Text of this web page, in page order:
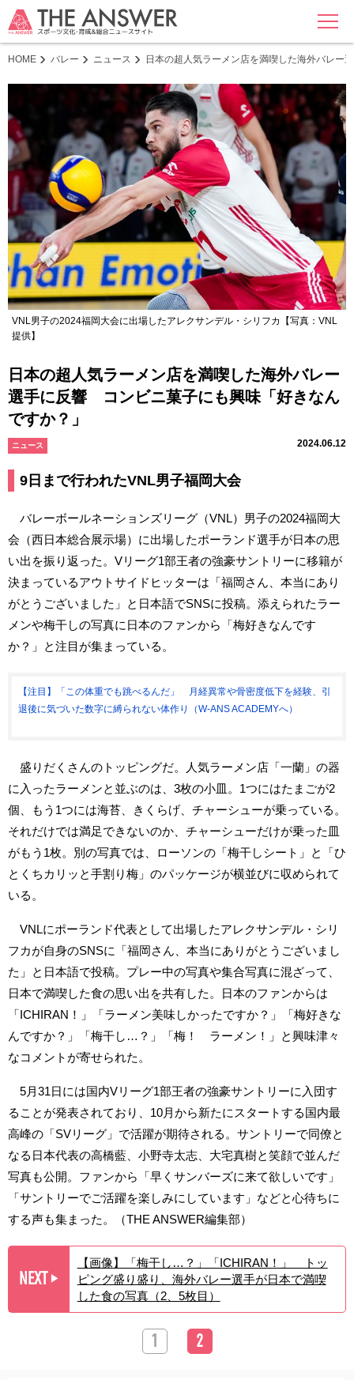
MENU
HOME バレー ニュース 日本の超人気ラーメン店を満喫した海外バレ
VNL男子の2024福岡大会に出場したアレクサンデル・シリフカ【写真：VNL
提供】
日本の超人気ラーメン店を満喫した海外バレー
選手に反響 コンビニ菓子にも興味「好きなん
ですか？」
ニュース 2024.06.12
9日まで行われたVNL男子福岡大会
バレーボールネーションズリーグ（VNL）男子の2024福岡大
会（西日本総合展示場）に出場したポーランド選手が日本の思
い出を振り返った。Vリーグ1部王者の強豪サントリーに移籍が
決まっているアウトサイドヒッターは「福岡さん、本当にあり
がとうございました」と日本語でSNSに投稿。添えられたラー
メンや梅干しの写真に日本のファンから「梅好きなんです
か？」と注目が集まっている。
【注目】「この体重でも跳べるんだ」 月経異常や骨密度低下を経験、引
退後に気づいた数字に縛られない体作り（W-ANS ACADEMYへ）
盛りだくさんのトッピングだ。人気ラーメン店「一蘭」の器
に入ったラーメンと並ぶのは、3枚の小皿。1つにはたまごが2
個、もう1つには海苔、きくらげ、チャーシューが乗っている。
それだけでは満足できないのか、チャーシューだけが乗った皿
がもう1枚。別の写真では、ローソンの「梅干しシート」と「ひ
とくちカリッと手割り梅」のパッケージが横並びに収められて
いる。
VNLにポーランド代表として出場したアレクサンデル・シリ
フカが自身のSNSに「福岡さん、本当にありがとうございまし
た」と日本語で投稿。プレー中の写真や集合写真に混ざって、
日本で満喫した食の思い出を共有した。日本のファンからは
「ICHIRAN！」「ラーメン美味しかったですか？」「梅好きな
んですか？」「梅干し…？」「梅！ ラーメン！」と興味津々
なコメントが寄せられた。
5月31日には国内Vリーグ1部王者の強豪サントリーに入団す
ることが発表されており、10月から新たにスタートする国内最
高峰の「SVリーグ」で活躍が期待される。サントリーで同僚と
なる日本代表の高橋藍、小野寺太志、大宅真樹と笑顔で並んだ
写真も公開。ファンから「早くサンバーズに来て欲しいです」
「サントリーでご活躍を楽しみにしています」などと心待ちに
する声も集まった。（THE ANSWER編集部）
NEXT ▶︎
【画像】「梅干し…？」「ICHIRAN！」 トッ
ピング盛り盛り、海外バレー選手が日本で満喫
した食の写真（2、5枚目）
1 2